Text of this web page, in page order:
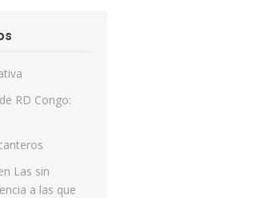
RD Congo:
Las sin
a las que